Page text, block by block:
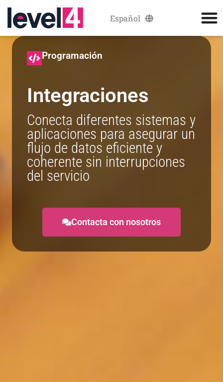
Español
Català
Programación
Integraciones
Conecta diferentes sistemas y
aplicaciones para asegurar un
flujo de datos eficiente y
coherente sin interrupciones
del servicio
Contacta con nosotros